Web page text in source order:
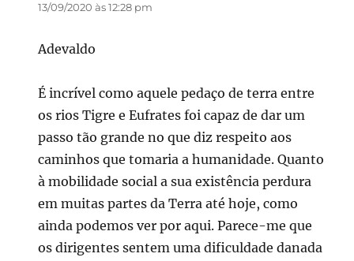
13/09/2020 às 12:28 pm
Adevaldo
É incrível como aquele pedaço de terra entre
os rios Tigre e Eufrates foi capaz de dar um
passo tão grande no que diz respeito aos
caminhos que tomaria a humanidade. Quanto
à mobilidade social a sua existência perdura
em muitas partes da Terra até hoje, como
ainda podemos ver por aqui. Parece-me que
os dirigentes sentem uma dificuldade danada